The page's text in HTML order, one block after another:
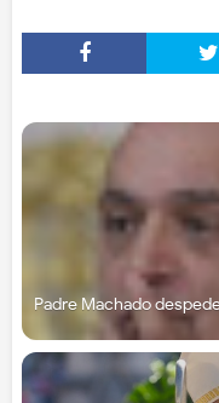
Padre Machado